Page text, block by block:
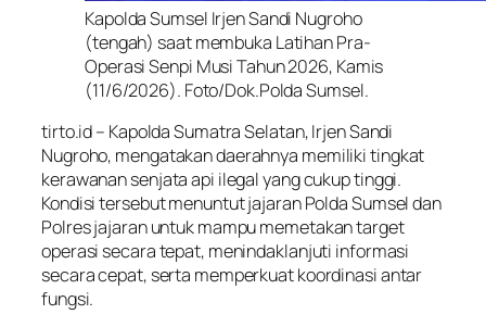
Kapolda Sumsel Irjen Sandi Nugroho
(tengah) saat membuka Latihan Pra-
Operasi Senpi Musi Tahun 2026, Kamis
(11/6/2026). Foto/Dok.Polda Sumsel.
tirto.id – Kapolda Sumatra Selatan, Irjen Sandi
Nugroho, mengatakan daerahnya memiliki tingkat
kerawanan senjata api ilegal yang cukup tinggi.
Kondisi tersebut menuntut jajaran Polda Sumsel dan
Polres jajaran untuk mampu memetakan target
operasi secara tepat, menindaklanjuti informasi
secara cepat, serta memperkuat koordinasi antar
fungsi.